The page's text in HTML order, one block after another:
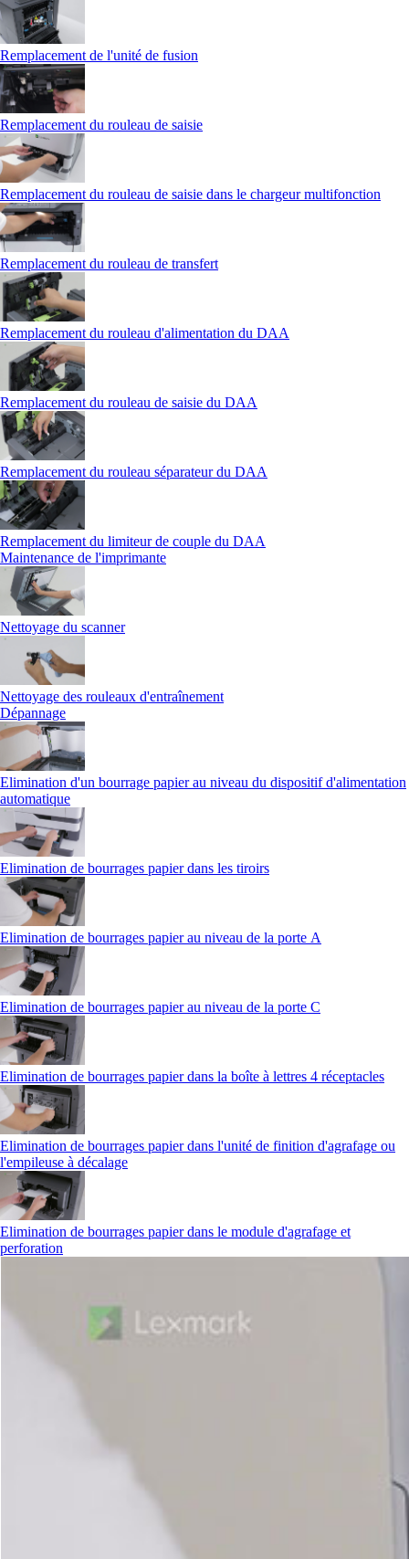
Remplacement de l'unité de fusion
Remplacement du rouleau de saisie
Remplacement du rouleau de saisie dans le chargeur multifonction
Remplacement du rouleau de transfert
Remplacement du rouleau d'alimentation du DAA
Remplacement du rouleau de saisie du DAA
Remplacement du rouleau séparateur du DAA
Remplacement du limiteur de couple du DAA
Maintenance de l'imprimante
Nettoyage du scanner
Nettoyage des rouleaux d'entraînement
Dépannage
Elimination d'un bourrage papier au niveau du dispositif d'alimentation
automatique
Elimination de bourrages papier dans les tiroirs
Elimination de bourrages papier au niveau de la porte A
Elimination de bourrages papier au niveau de la porte C
Elimination de bourrages papier dans la boîte à lettres 4 réceptacles
Elimination de bourrages papier dans l'unité de finition d'agrafage ou
l'empileuse à décalage
Elimination de bourrages papier dans le module d'agrafage et
perforation